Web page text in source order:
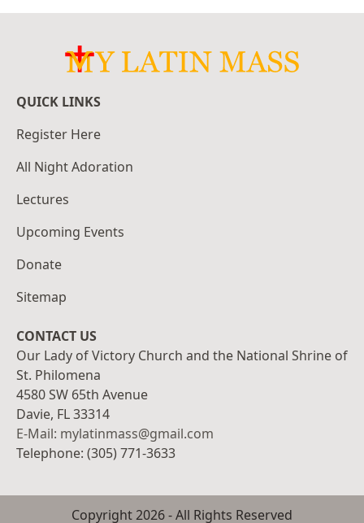
QUICK LINKS
Register Here
All Night Adoration
Lectures
Upcoming Events
Donate
Sitemap
CONTACT US
Our Lady of Victory Church and the National Shrine of
St. Philomena
4580 SW 65th Avenue
Davie, FL 33314
E-Mail: mylatinmass@gmail.com
Telephone: (305) 771-3633
Copyright2026- All Rights Reserved